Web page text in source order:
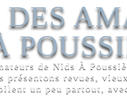
de Nids À
présentons revues,
un peu partout,